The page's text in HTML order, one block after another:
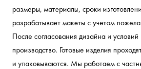
КОРПОРАТИВНЫЙ
МЕРЧ ДЛЯ
СОТРУДНИКОВ
худи,
ветровки с
СПЕЦОДЕЖДУ
УНИФОРМУ
куртки,
фартуки
ПОДАРКИ
КЛИЕНТОВ
И
ПАРТНЕРОВ
Премиум-
МЕРЧ ДЛЯ
БЛОГЕРОВ И
ИНФЛЮЕНСЕРОВ
свитшоты,
футболки
ПРОМОПРОДУКЦИЮ
ДЛЯ МЕРОПРИЯТИЙ
аксессуары
ПЕЧАТЬ
ЛЮБОМ
ТЕКСТИЛЕ
И КРОЕ
Индивидуальные
размеры, материалы, сроки
разрабатывает макеты с учетом
После согласования дизайна и условий
производство. Готовые изделия
и упаковываются. Мы работаем с